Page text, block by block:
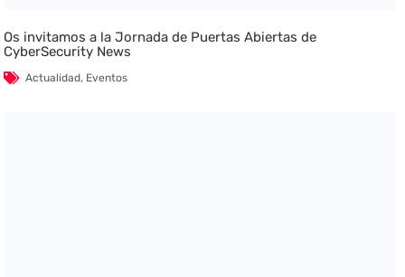
Os invitamos a la Jornada de Puertas Abiertas de
CyberSecurity News
Actualidad, Eventos